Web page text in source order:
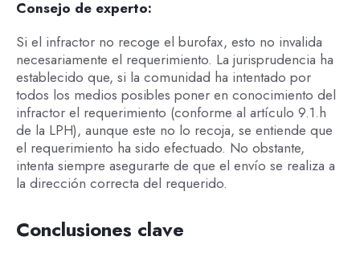
Consejo de experto:
Si el infractor no recoge el burofax, esto no invalida
necesariamente el requerimiento. La jurisprudencia ha
establecido que, si la comunidad ha intentado por
todos los medios posibles poner en conocimiento del
infractor el requerimiento (conforme al artículo 9.1.h
de la LPH), aunque este no lo recoja, se entiende que
el requerimiento ha sido efectuado. No obstante,
intenta siempre asegurarte de que el envío se realiza a
la dirección correcta del requerido.
Conclusiones clave